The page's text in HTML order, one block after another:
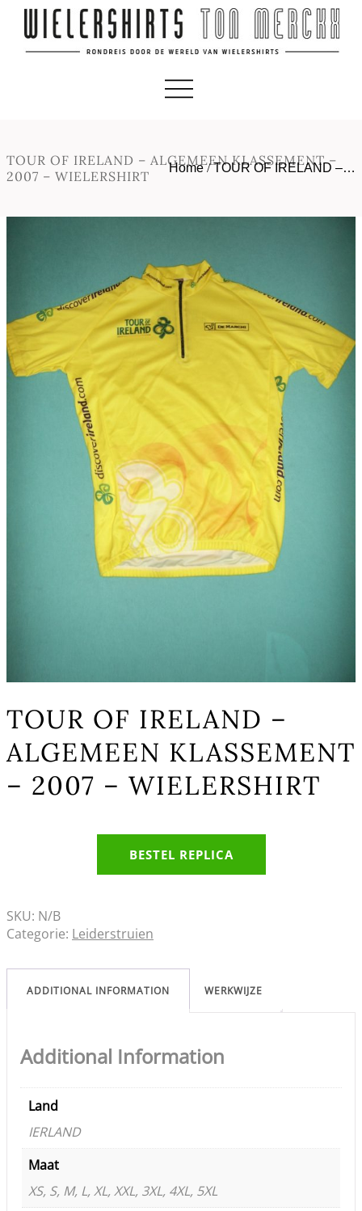
TOUR OF IRELAND – ALGEMEEN KLASSEMENT –
2007 – WIELERSHIRT
Home/TOUR OF IRELAND –…
TOUR OF IRELAND –
ALGEMEEN KLASSEMENT
– 2007 – WIELERSHIRT
BESTEL REPLICA
SKU: N/B
Categorie: Leiderstruien
ADDITIONAL INFORMATION WERKWIJZE
Additional Information
Land
IERLAND
Maat
XS, S, M, L, XL, XXL, 3XL, 4XL, 5XL